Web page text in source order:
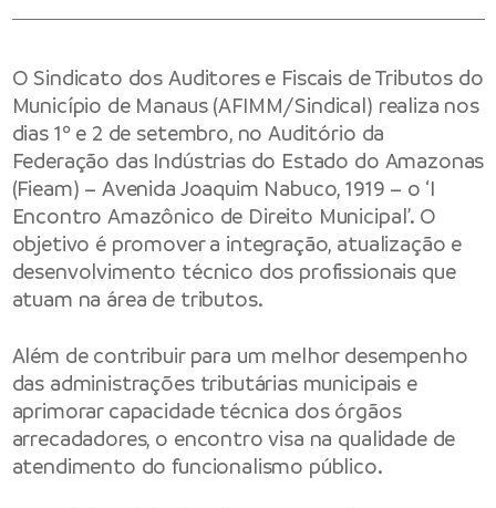
O Sindicato dos Auditores e Fiscais de Tributos do
Município de Manaus (AFIMM/Sindical) realiza nos
dias 1º e 2 de setembro, no Auditório da
Federação das Indústrias do Estado do Amazonas
(Fieam) – Avenida Joaquim Nabuco, 1919 – o ‘I
Encontro Amazônico de Direito Municipal’. O
objetivo é promover a integração, atualização e
desenvolvimento técnico dos profissionais que
atuam na área de tributos.
Além de contribuir para um melhor desempenho
das administrações tributárias municipais e
aprimorar capacidade técnica dos órgãos
arrecadadores, o encontro visa na qualidade de
atendimento do funcionalismo público.